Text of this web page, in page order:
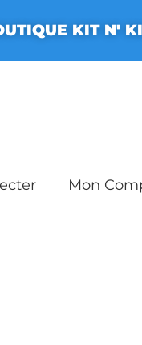
KIT N'
Mon